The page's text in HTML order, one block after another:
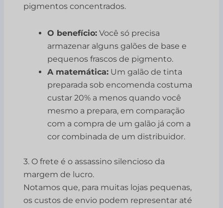
pigmentos concentrados.
O benefício: Você só precisa
armazenar alguns galões de base e
pequenos frascos de pigmento.
A matemática: Um galão de tinta
preparada sob encomenda costuma
custar 20% a menos quando você
mesmo a prepara, em comparação
com a compra de um galão já com a
cor combinada de um distribuidor.
3. O frete é o assassino silencioso da
margem de lucro.
Notamos que, para muitas lojas pequenas,
os custos de envio podem representar até